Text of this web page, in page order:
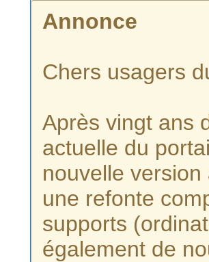
Annonce
Chers usagers
Après vingt ans
actuelle du
nouvelle version
une refonte
supports
également de